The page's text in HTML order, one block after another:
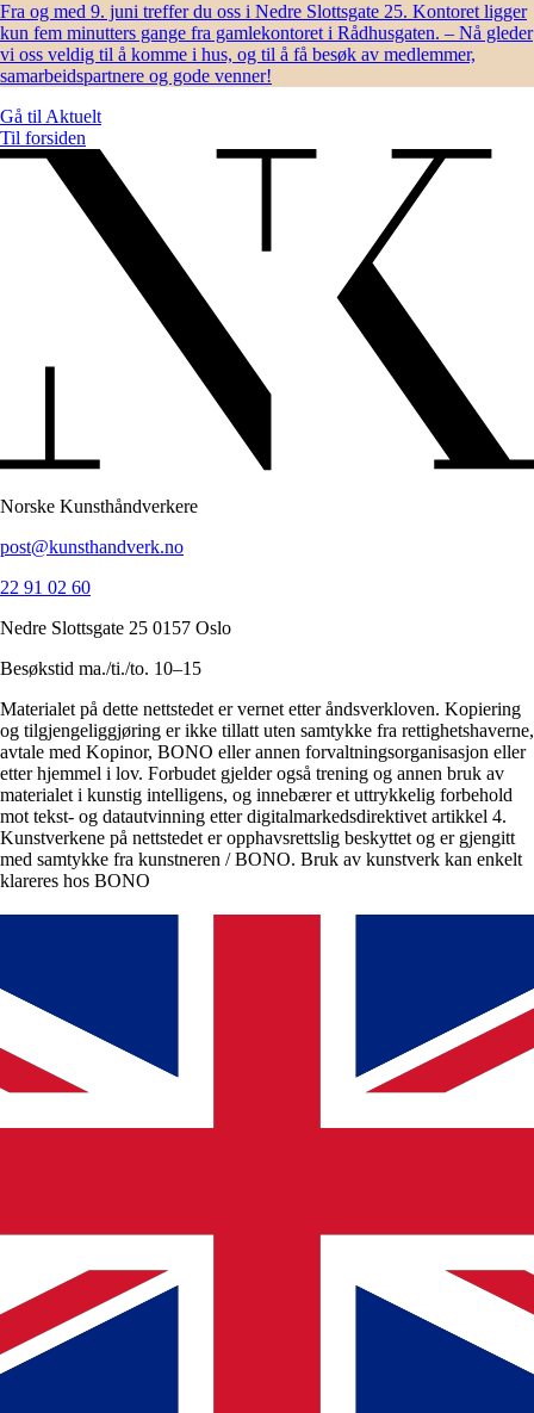
Fra og med 9. juni treffer du oss i Nedre Slottsgate 25. Kontoret ligger
kun fem minutters gange fra gamlekontoret i Rådhusgaten. – Nå gleder
vi oss veldig til å komme i hus, og til å få besøk av medlemmer,
samarbeidspartnere og gode venner!
Gå til Aktuelt
Til forsiden
Norske Kunsthåndverkere
post@kunsthandverk.no
22 91 02 60
Nedre Slottsgate 25 0157 Oslo
Besøkstid ma./ti./to. 10–15
Materialet på dette nettstedet er vernet etter åndsverkloven. Kopiering
og tilgjengeliggjøring er ikke tillatt uten samtykke fra rettighetshaverne,
avtale med Kopinor, BONO eller annen forvaltningsorganisasjon eller
etter hjemmel i lov. Forbudet gjelder også trening og annen bruk av
materialet i kunstig intelligens, og innebærer et uttrykkelig forbehold
mot tekst- og datautvinning etter digitalmarkedsdirektivet artikkel 4.
Kunstverkene på nettstedet er opphavsrettslig beskyttet og er gjengitt
med samtykke fra kunstneren / BONO. Bruk av kunstverk kan enkelt
klareres hos BONO